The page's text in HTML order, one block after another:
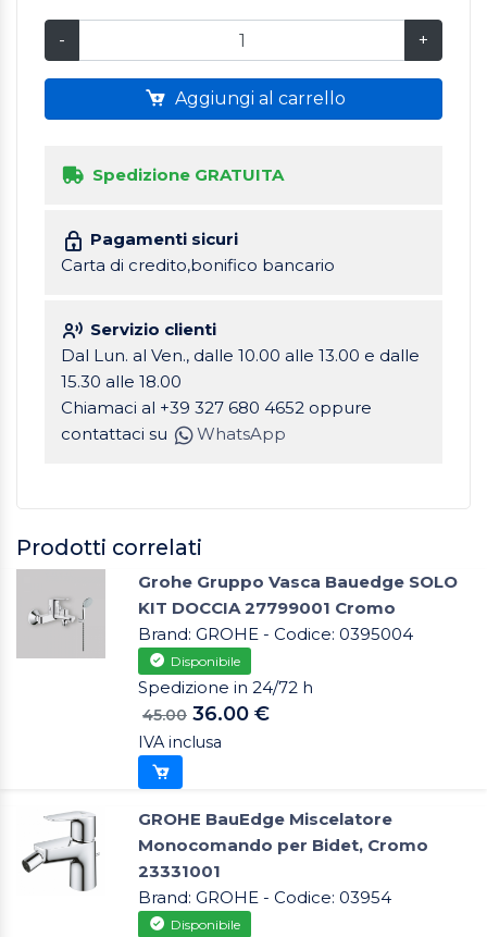
- +
Aggiungi al carrello
Spedizione GRATUITA
Pagamenti sicuri
Carta di credito,bonifico bancario
Servizio clienti
Dal Lun. al Ven., dalle 10.00 alle 13.00 e dalle
15.30 alle 18.00
Chiamaci al +39 327 680 4652 oppure
contattaci su
WhatsApp
Prodotti correlati
Grohe Gruppo Vasca Bauedge SOLO
KIT DOCCIA 27799001 Cromo
Brand: GROHE - Codice: 0395004
Disponibile
Spedizione in 24/72 h
45.00 36.00 €
IVA inclusa
GROHE BauEdge Miscelatore
Monocomando per Bidet, Cromo
23331001
Brand: GROHE - Codice: 03954
Disponibile